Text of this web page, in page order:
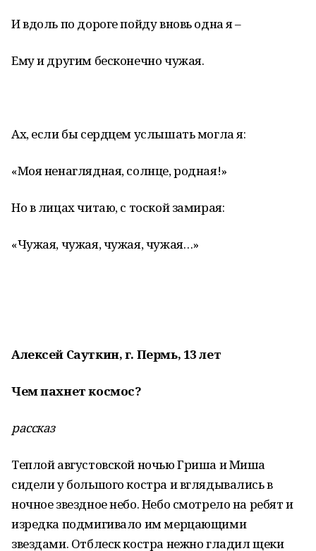
И вдоль по дороге пойду вновь одна я –
Ему и другим бесконечно чужая.
Ах, если бы сердцем услышать могла я:
«Моя ненаглядная, солнце, родная!»
Но в лицах читаю, с тоской замирая:
«Чужая, чужая, чужая, чужая…»
Алексей Сауткин, г. Пермь, 13 лет
Чем пахнет космос?
рассказ
Теплой августовской ночью Гриша и Миша
сидели у большого костра и вглядывались в
ночное звездное небо. Небо смотрело на ребят и
изредка подмигивало им мерцающими
звездами. Отблеск костра нежно гладил щеки